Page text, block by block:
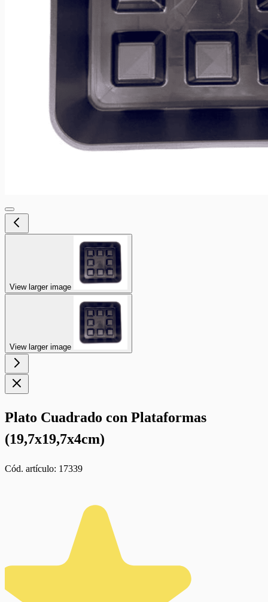
View larger image
View larger image
Plato Cuadrado con Plataformas
(19,7x19,7x4cm)
Cód. artículo: 17339